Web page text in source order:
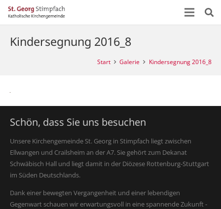
Kindersegnung 2016_8
Start Galerie Kindersegnung 2016_8
Schön, dass Sie uns besuchen
Unsere Kirchengemeinde St. Georg in Stimpfach liegt zwischen
Ellwangen und Crailsheim an der A7. Sie gehört zum Dekanat
Schwäbisch Hall und liegt damit in der Diözese Rottenburg-Stuttgart
im Süden Deutschlands.
Dank einer bewegten Vergangenheit und einer lebendigen
Gegenwart schauen wir erwartungsvoll in eine spannende Zukunft -